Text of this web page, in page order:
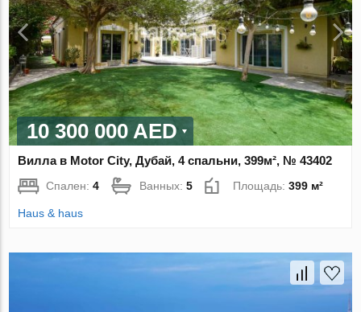
10 300 000 AED
Вилла в Motor City, Дубай, 4 спальни, 399м², № 43402
Спален:4 Ванных:5 Площадь:399 м²
Haus & haus